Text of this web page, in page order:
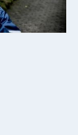
hærgen. Truslen
næste 100 år